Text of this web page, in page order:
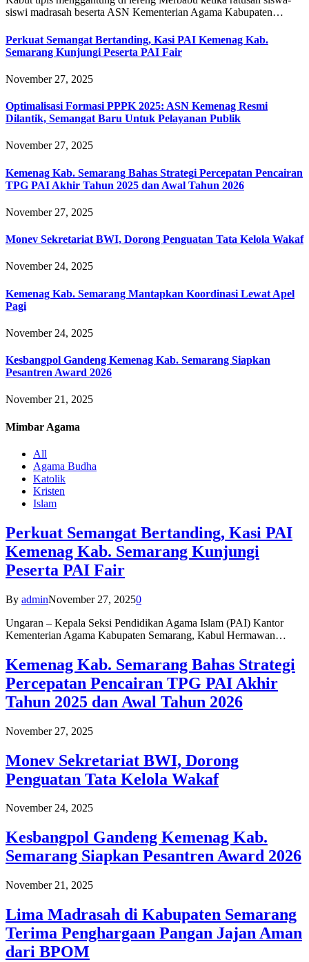
siswi madrasah beserta ASN Kementerian Agama Kabupaten…
Perkuat Semangat Bertanding, Kasi PAI Kemenag Kab.
Semarang Kunjungi Peserta PAI Fair
November 27, 2025
Optimalisasi Formasi PPPK 2025: ASN Kemenag Resmi
Dilantik, Semangat Baru Untuk Pelayanan Publik
November 27, 2025
Kemenag Kab. Semarang Bahas Strategi Percepatan Pencairan
TPG PAI Akhir Tahun 2025 dan Awal Tahun 2026
November 27, 2025
Monev Sekretariat BWI, Dorong Penguatan Tata Kelola Wakaf
November 24, 2025
Kemenag Kab. Semarang Mantapkan Koordinasi Lewat Apel
Pagi
November 24, 2025
Kesbangpol Gandeng Kemenag Kab. Semarang Siapkan
Pesantren Award 2026
November 21, 2025
Mimbar Agama
All
Agama Budha
Katolik
Kristen
Islam
Perkuat Semangat Bertanding, Kasi PAI
Kemenag Kab. Semarang Kunjungi
Peserta PAI Fair
By adminNovember 27, 20250
Ungaran – Kepala Seksi Pendidikan Agama Islam (PAI) Kantor
Kementerian Agama Kabupaten Semarang, Kabul Hermawan…
Kemenag Kab. Semarang Bahas Strategi
Percepatan Pencairan TPG PAI Akhir
Tahun 2025 dan Awal Tahun 2026
November 27, 2025
Monev Sekretariat BWI, Dorong
Penguatan Tata Kelola Wakaf
November 24, 2025
Kesbangpol Gandeng Kemenag Kab.
Semarang Siapkan Pesantren Award 2026
November 21, 2025
Lima Madrasah di Kabupaten Semarang
Terima Penghargaan Pangan Jajan Aman
dari BPOM